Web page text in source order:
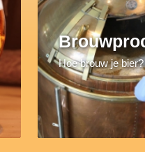
Hoe brouw je bier?